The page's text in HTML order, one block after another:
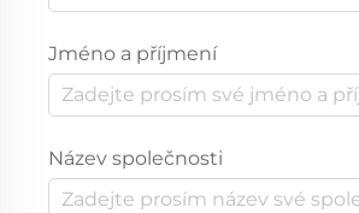
Jméno a příjmení
Název společnosti